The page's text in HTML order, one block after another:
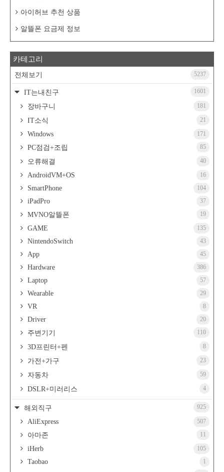
아이허브 추천 상품
알뜰폰 요금제 정보
카테고리
전체보기 5237
IT는내친구 1601
장바구니 181
IT소식 21
Windows 171
PC점검+조립 85
오류해결 40
AndroidVM+OS 16
SmartPhone 104
iPadPro 37
MVNO알뜰폰 19
GAME 135
NintendoSwitch 43
App 45
Hardware 386
Laptop 57
Wearable 29
VR 8
Driver 20
주변기기 110
3D프린터+펜 8
가전+가구 23
자동차 59
DSLR+미러리스 4
해외직구 925
AliExpress 507
아마존 11
iHerb 105
Taobao 1